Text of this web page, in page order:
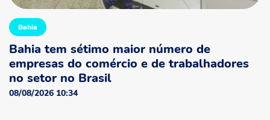
Bahia
Bahia tem sétimo maior número de
empresas do comércio e de trabalhadores
no setor no Brasil
08/08/2026 10:34